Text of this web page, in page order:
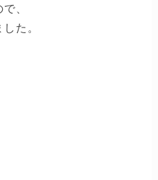
、
た。